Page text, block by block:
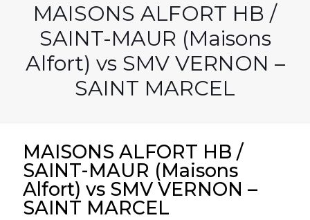
MAISONS ALFORT HB /
SAINT-MAUR (Maisons
Alfort) vs SMV VERNON –
SAINT MARCEL
MAISONS ALFORT HB /
SAINT-MAUR (Maisons
Alfort) vs SMV VERNON –
SAINT MARCEL